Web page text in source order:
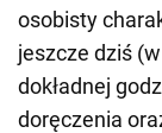
osobisty
jeszcze dziś
dokładnej
doręczenia